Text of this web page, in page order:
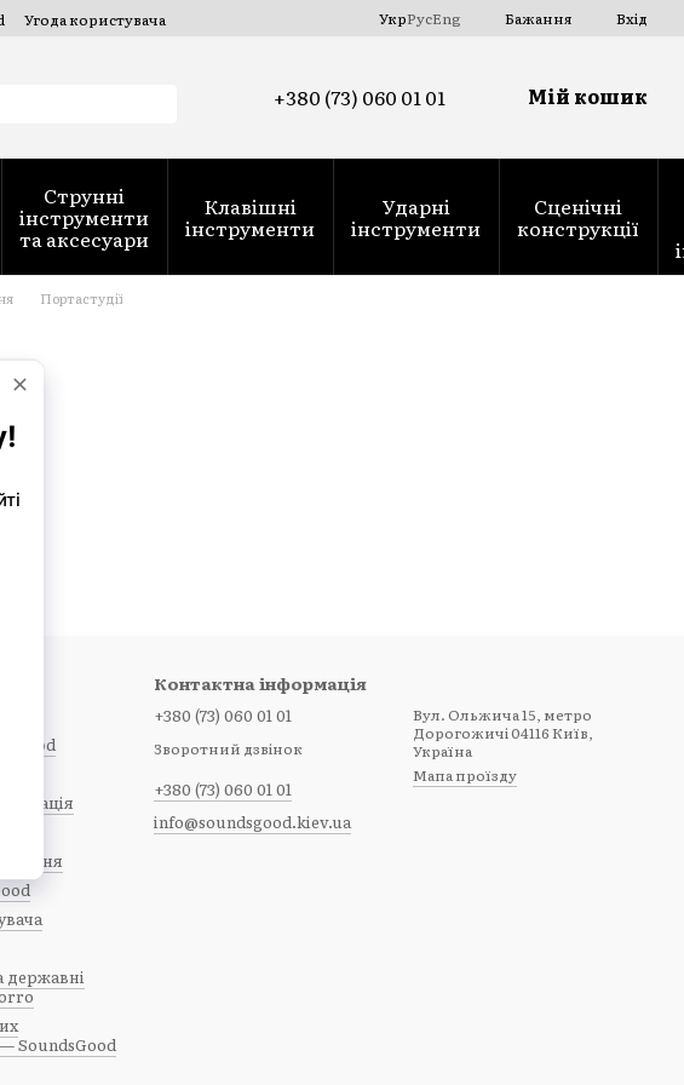
Угода користувача
УкрРусEng Бажання Вхід
+380 (73) 060 01 01 Мій кошик
Струнні
інструменти
та аксесуари
Клавішні
інструменти
Ударні
інструменти
Сценічні
конструкції
Портастудії
державні
SoundsGood
Контактна інформація
+380 (73) 060 01 01
Зворотний дзвінок
+380 (73) 060 01 01
info@soundsgood.kiev.ua
Вул. Ольжича 15, метро
Дорогожичі 04116 Київ,
Україна
Мапа проїзду